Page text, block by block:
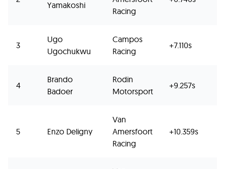
Yamakoshi
Racing
3
Ugo
Ugochukwu
Campos
Racing
+7.110s
4
Brando
Badoer
Rodin
Motorsport
+9.257s
5 Enzo Deligny
Van
Amersfoort
Racing
+10.359s